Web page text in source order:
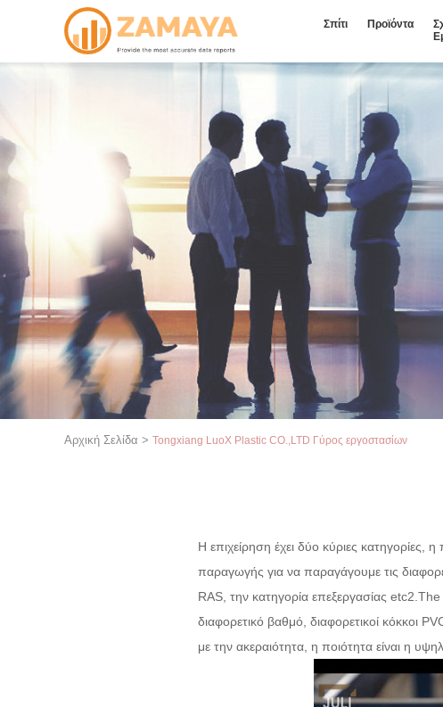
Σπίτι Προϊόντα
Αρχική Σελίδα > Tongxiang LuoX Plastic CO.,LTD Γύρος εργοστασίων
Η επιχείρηση έχει δύο κύριες
παραγωγής για να παραγάγουμε τις
RAS, την κατηγορία επεξεργασίας etc2.The
διαφορετικό βαθμό, διαφορετικοί κόκκοι
με την ακεραιότητα, η ποιότητα είναι η